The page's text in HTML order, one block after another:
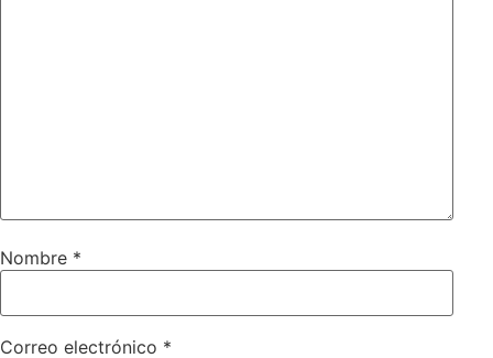
Nombre *
Correo electrónico *